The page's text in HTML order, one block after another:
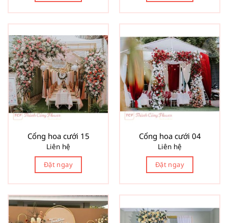
Cổng hoa cưới 15
Liên hệ
Đặt ngay
Cổng hoa cưới 04
Liên hệ
Đặt ngay